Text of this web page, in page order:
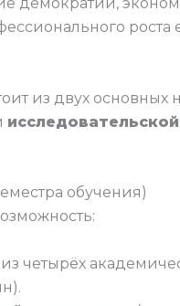
роста
из двух основных
обучения)
четырёх